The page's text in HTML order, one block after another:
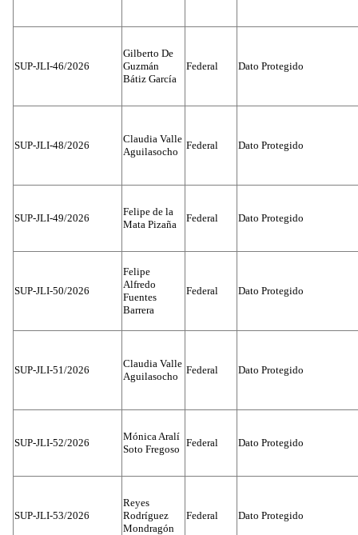
SUP-JLI-46/2026
Gilberto De
Guzmán
Bátiz García
Federal Dato Protegido
SUP-JLI-48/2026
Claudia Valle
Aguilasocho
Federal Dato Protegido
SUP-JLI-49/2026
Felipe de la
Mata Pizaña
Federal Dato Protegido
SUP-JLI-50/2026
Felipe
Alfredo
Fuentes
Barrera
Federal Dato Protegido
SUP-JLI-51/2026
Claudia Valle
Aguilasocho
Federal Dato Protegido
SUP-JLI-52/2026
Mónica Aralí
Soto Fregoso
Federal Dato Protegido
SUP-JLI-53/2026
Reyes
Rodríguez
Mondragón
Federal Dato Protegido